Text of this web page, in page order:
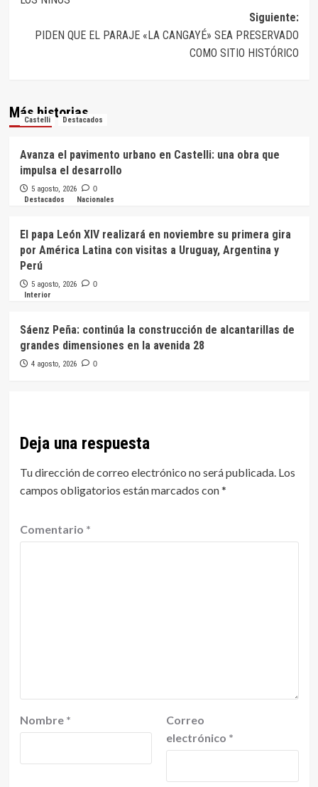
Siguiente:
PIDEN QUE EL PARAJE «LA CANGAYÉ» SEA PRESERVADO
COMO SITIO HISTÓRICO
Más historias
Castelli Destacados
Avanza el pavimento urbano en Castelli: una obra que
impulsa el desarrollo
5 agosto, 2026 0
Destacados Nacionales
El papa León XIV realizará en noviembre su primera gira
por América Latina con visitas a Uruguay, Argentina y
Perú
5 agosto, 2026 0
Interior
Sáenz Peña: continúa la construcción de alcantarillas de
grandes dimensiones en la avenida 28
4 agosto, 2026 0
Deja una respuesta
Tu dirección de correo electrónico no será publicada. Los
campos obligatorios están marcados con*
Comentario *
Nombre *
Correo
electrónico *